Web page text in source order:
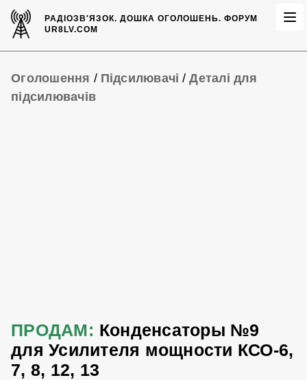
РАДІОЗВ'ЯЗОК.ДОШКА ОГОЛОШЕНЬ. ФОРУМ
UR8LV.COM
Оголошення / Підсилювачі /Деталі для
підсилювачів
ПРОДАМ: Конденсаторы №9
для Усилителя мощности КСО-6,
7, 8, 12, 13